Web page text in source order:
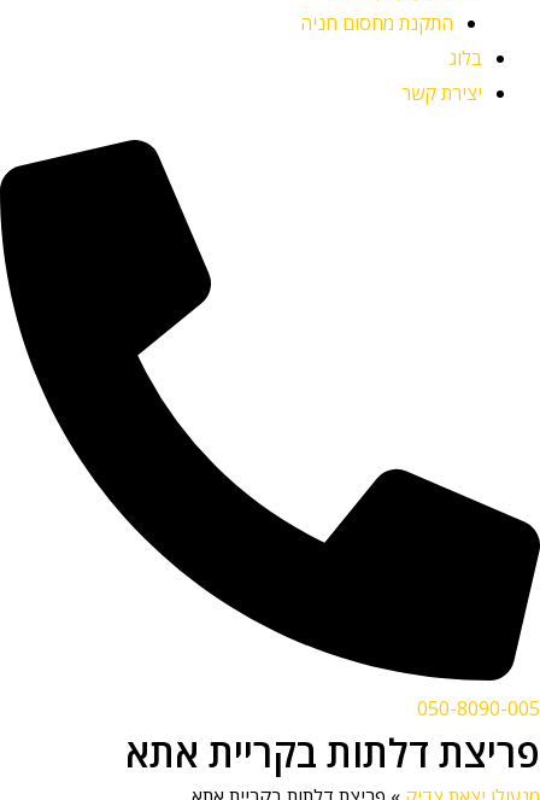
התקנת מחסום חניה
בלוג
יצירת קשר
050-8090-005
פריצת דלתות בקריית אתא